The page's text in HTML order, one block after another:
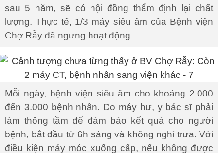
sau 5 năm, sẽ có hội đồng thẩm định lại chất
lượng. Thực tế, 1/3 máy siêu âm của Bệnh viện
Chợ Rẫy đã ngưng hoạt động.
Mỗi ngày, bệnh viện siêu âm cho khoảng 2.000
đến 3.000 bệnh nhân. Do máy hư, y bác sĩ phải
làm thông tầm để đảm bảo kết quả cho người
bệnh, bắt đầu từ 6h sáng và không nghỉ trưa. Với
điều kiện máy móc xuống cấp, nếu không được